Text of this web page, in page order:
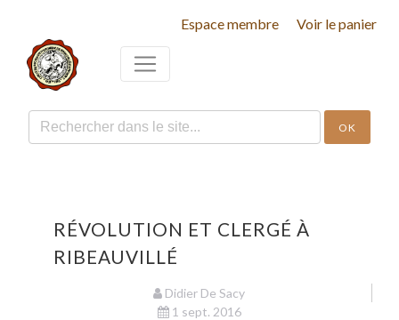
Espace membre Voir le panier
OK
RÉVOLUTION ET CLERGÉ À
RIBEAUVILLÉ
Didier De Sacy
1 sept. 2016